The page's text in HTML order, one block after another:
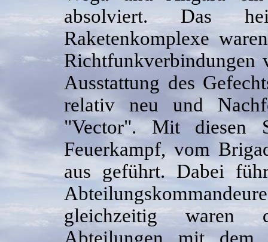
absolviert. Das
Raketenkomplexe
Richtfunkverbindungen
Ausstattung des
relativ neu und
"Vector". Mit diesen
Feuerkampf, vom
aus geführt. Dabei
gleichzeitig waren